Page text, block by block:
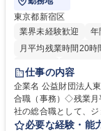
東京都新宿区
業界未経験歓迎
年
月平均残業時間20時
研修あり
退職金あ
駅近5分以内
資格
仕事の内容
企業名 公益財団法人東京都道路整
合職（事務）◇残業月平均
社の総合職として、
等のフロント部門の
必要な経験・能